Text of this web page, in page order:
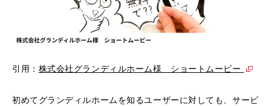
引用： 株式会社グランディルホーム様 ショートムービー
初めてグランディルホームを知るユーザーに対しても、サービ